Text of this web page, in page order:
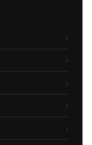
›
›
›
›
›